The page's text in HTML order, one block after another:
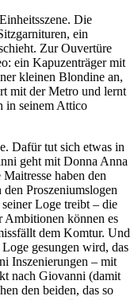
Die
ein
Zur Ouvertüre
ein Kapuzenträger mit
kleinen Blondine an,
mit der Metro und lernt
seinem Attico
Dafür tut sich etwas in
geht mit Donna Anna
haben den
Proszeniumslogen
Loge treibt – die
Ambitionen können es
dem Komtur. Und
gesungen wird, das
Inszenierungen – mit
nach Giovanni (damit
den beiden, das so